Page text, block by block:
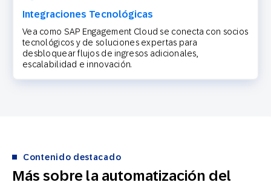
Integraciones Tecnológicas
Vea como SAP Engagement Cloud se conecta con socios
tecnológicos y de soluciones expertas para
desbloquear flujos de ingresos adicionales,
escalabilidad e innovación.
Más sobre la automatización del
Contenido destacado